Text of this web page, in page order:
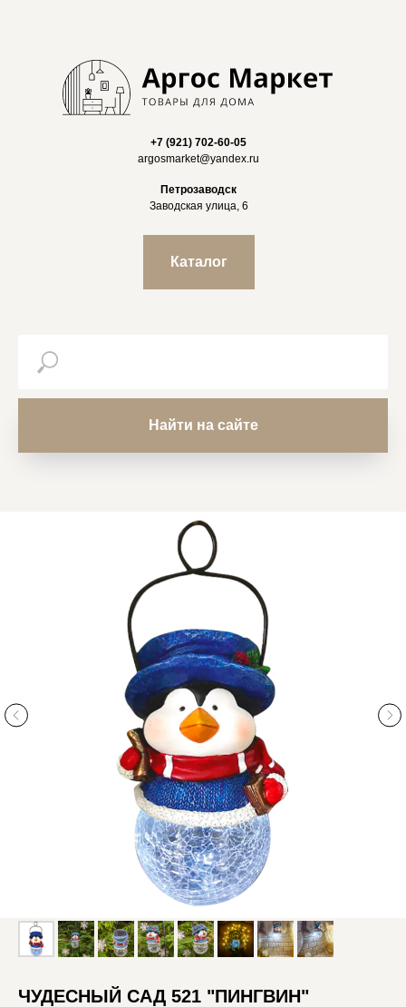
+7 (921) 702-60-05
argosmarket@yandex.ru
Петрозаводск
Заводская улица, 6
Каталог
Найти на сайте
ЧУДЕСНЫЙ САД 521 "ПИНГВИН"